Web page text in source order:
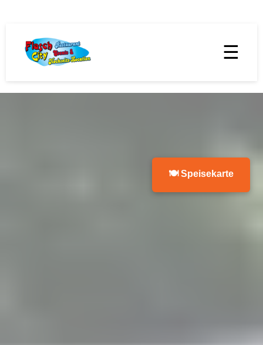
☰
🍽 Speisekarte
Restaurant,